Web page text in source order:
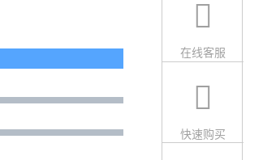
在线客服
快速购买